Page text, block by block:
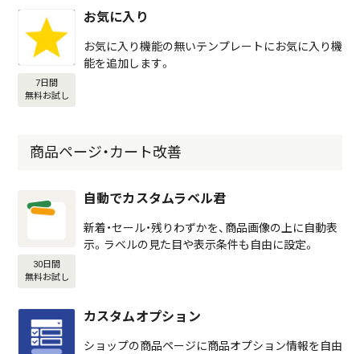
7日間
無料お試し
お気に入り
お気に入り機能の無いテンプレートにお気に入り機
能を追加します。
商品ページ・カート改善
30日間
無料お試し
自動でカスタムラベル君
新着・セール・残りわずかを、商品画像の上に自動表
示。ラベルの見た目や表示条件も自由に設定。
カスタムオプション
ショップの商品ページに商品オプション情報を自由